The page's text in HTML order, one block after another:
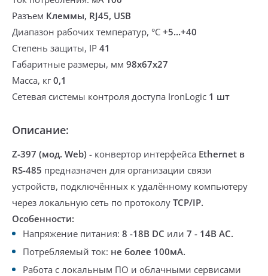
Разъем Клеммы, RJ45, USB
Диапазон рабочих температур, °С +5...+40
Степень защиты, IP 41
Габаритные размеры, мм 98х67х27
Масса, кг0,1
Сетевая системы контроля доступа IronLogic 1 шт
Описание:
Z-397 (мод. Web)​ - конвертор интерфейса Ethernet в
RS-485 предназначен для организации связи
устройств, подключённых к удалённому компьютеру
через локальную сеть по протоколу TCP/IP.
Особенности:
Напряжение питания: 8 -18В DC или 7 - 14В AC.
Потребляемый ток: не более 100мА.
Работа с локальным ПО и облачными сервисами